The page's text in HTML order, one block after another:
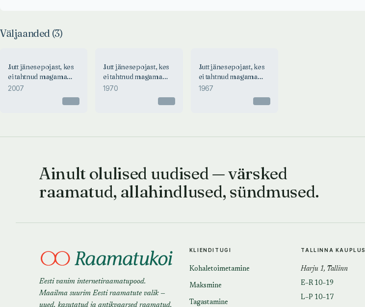
Väljaanded (3)
Jutt jänesepojast, kes
ei tahtnud magama
jääda
2007
Jutt jänesepojast, kes
ei tahtnud magama
jääda
1970
Jutt jänesepojast, kes
ei tahtnud magama
jääda
1967
Ainult olulised uudised — värsked
raamatud, allahindlused, sündmused.
Eesti vanim internetiraamatupood.
Maailma suurim Eesti raamatute valik —
uued, kasutatud ja antikvaarsed raamatud.
KLIENDITUGI
Kohaletoimetamine
Maksmine
Tagastamine
TALLINNA KAUPLUS
Harju 1, Tallinn
E–R 10–19
L–P 10–17